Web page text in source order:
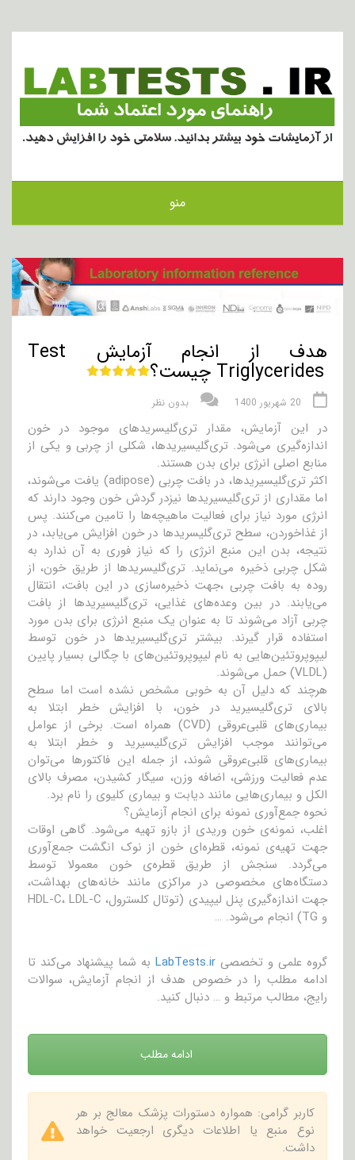
منو
هدف از انجام آزمایش Test
Triglycerides چیست؟
20 شهریور 1400 بدون نظر
در این آزمایش، مقدار تری‌گلیسریدهای موجود در خون
اندازه‌گیری می‌شود. تری‌گلیسیرید‌ها، شکلی از چربی و یکی از
منابع اصلی انرژی برای بدن هستند.
اکثر تری‌گلیسیرید‌ها، در بافت چربی (adipose) یافت می‌شوند،
اما مقداری از تری‌گلیسیرید‌ها نیزدر گردش خون وجود دارند که
انرژی مورد نیاز برای فعالیت ماهیچه‌ها را تامین می‌کنند. پس
از غذا‌خوردن، سطح تری‌گلیسرید‌ها در خون افزایش می‌یابد، در
نتیجه، بدن این منبع انرژی را که نیاز فوری به آن ندارد به
شکل چربی ذخیره می‌نماید. تری‌گلیسرید‌ها از طریق خون، از
روده به بافت چربی ،جهت ذخیره‌سازی در این بافت، انتقال
می‌یابند. در بین وعده‌های غذایی، تری‌گلیسیرید‌ها از بافت
چربی آزاد می‌شوند تا به عنوان یک منبع انرژی برای بدن مورد
استفاده قرار گیرند. بیشتر تری‌گلیسیرید‌ها در خون توسط
لیپوپروتئین‌هایی به نام لیپوپروتئین‌های با چگالی بسیار پایین
(VLDL) حمل می‌شوند.
هر‌چند که دلیل آن به خوبی مشخص نشده است اما سطح
بالای تری‌گلیسیرید در خون، با افزایش خطر ابتلا به
بیماری‌های قلبی‌عروقی (CVD) همراه است. برخی از عوامل
می‌توانند موجب افزایش تری‌گلیسیرید و خطر ابتلا به
بیماری‌های قلبی‌عروقی شوند، از جمله این فاکتور‌ها می‌توان
عدم فعالیت ورزشی، اضافه وزن، سیگار کشیدن، مصرف بالای
الکل و بیماری‌هایی مانند دیابت و بیماری کلیوی را نام برد.
نحوه جمع‌آوری نمونه برای انجام آزمایش؟
اغلب، نمونه‌ی خون وریدی از بازو تهیه می‌شود. گاهی اوقات
جهت تهیه‌ی نمونه، قطره‌ای خون از نوک انگشت جمع‌آوری
می‌گردد. سنجش از طریق قطره‌ی خون معمولا توسط
دستگاه‌های مخصوصی در مراکزی مانند خانه‌های بهداشت،
جهت اندازه‌گیری پنل لیپیدی (توتال کلسترول، HDL-C، LDL-C
و TG) انجام می‌شود. …
گروه علمی و تخصصی LabTests.ir به شما پیشنهاد می‌کند تا
ادامه مطلب را در خصوص هدف از انجام آزمایش، سوالات
رایج، مطالب مرتبط و … دنبال کنید.
ادامه مطلب
کاربر گرامی: همواره دستورات پزشک معالج بر هر
نوع منبع یا اطلاعات دیگری ارجعیت خواهد
داشت.